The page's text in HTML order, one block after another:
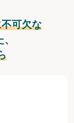
可欠な